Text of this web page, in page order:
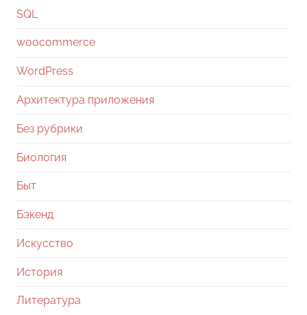
SQL
woocommerce
WordPress
Архитектура приложения
Без рубрики
Биология
Быт
Бэкенд
Искусство
История
Литература